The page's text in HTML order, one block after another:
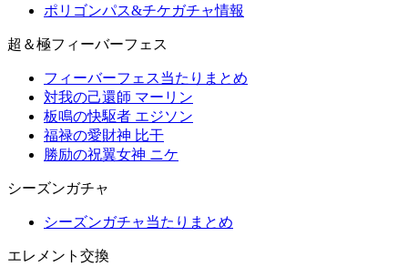
ポリゴンパス&チケガチャ情報
超＆極フィーバーフェス
フィーバーフェス当たりまとめ
対我の己還師 マーリン
板鳴の快駆者 エジソン
福禄の愛財神 比干
勝励の祝翼女神 ニケ
シーズンガチャ
シーズンガチャ当たりまとめ
エレメント交換